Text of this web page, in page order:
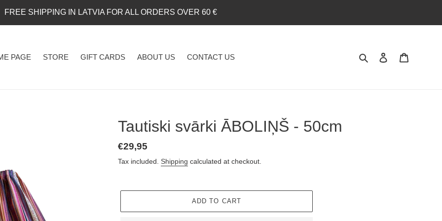
FREE SHIPPING IN LATVIA FOR ALL ORDERS OVER 60 €
PAGE STORE GIFT CARDS ABOUT US CONTACT US Search Log in
Tautiski svārki ĀBOLIŅŠ - 50cm
Regular
price
€29,95
Tax included. Shipping calculated at checkout.
ADD TO CART